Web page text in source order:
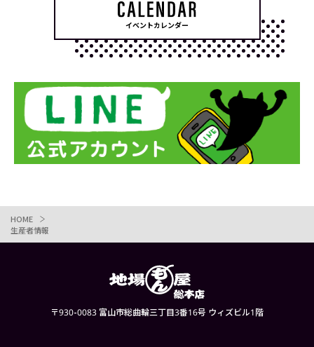
イベントカレンダー
HOME
生産者情報
〒930-0083 富山市総曲輪三丁目3番16号 ウィズビル1階